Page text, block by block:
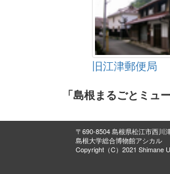
旧江津郵便局
「島根まるごとミ
〒690-8504 島根県松江市西川
島根大学総合博物館アシカル
Copyright（C）2021 Shimane